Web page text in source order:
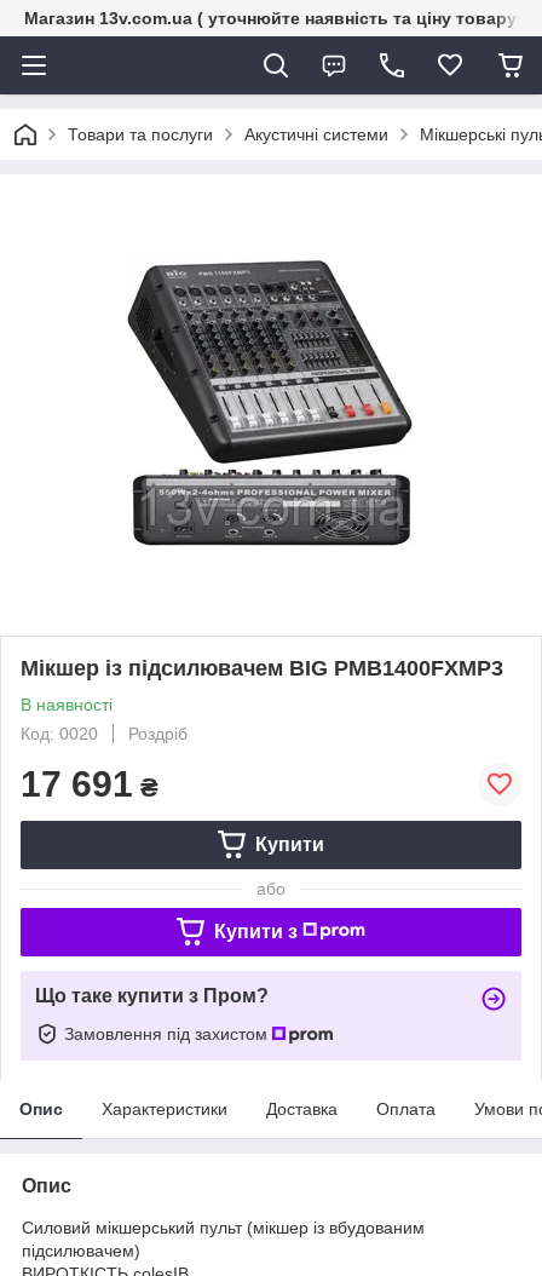
Магазин 13v.com.ua ( уточнюйте наявність та ціну товару
Товари та послуги Акустичні системи Мікшерські
Мікшер із підсилювачем BIG PMB1400FXMP3
В наявності
Код: 0020
Роздріб
17 691 ₴
Купити
або
Купити з
Що таке купити з Пром?
Замовлення під захистом
Опис Характеристики Доставка Оплата Умови
Опис
Силовий мікшерський пульт (мікшер із вбудованим
підсилювачем)